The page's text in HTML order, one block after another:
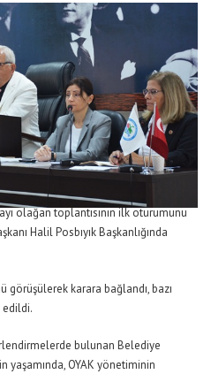
olağan toplantısının ilk oturumunu
Halil Posbıyık Başkanlığında
karara bağlandı, bazı
bulunan Belediye
yaşamında, OYAK yönetiminin